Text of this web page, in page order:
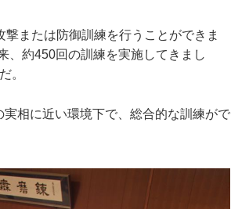
または防御訓練を行うことができま
、約450回の訓練を実施してきまし
。
相に近い環境下で、総合的な訓練がで